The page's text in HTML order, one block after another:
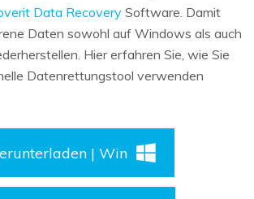
Data Recovery Software. Damit
Daten sowohl auf Windows als auch
Hier erfahren Sie, wie Sie
Datenrettungstool verwenden
| Win